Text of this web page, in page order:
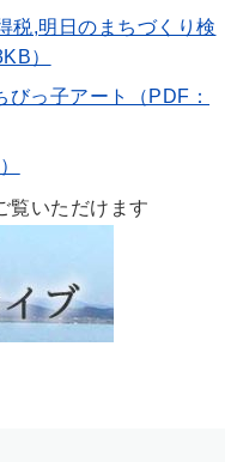
税,明日のまちづくり検
）
っ子アート（PDF：
覧いただけます